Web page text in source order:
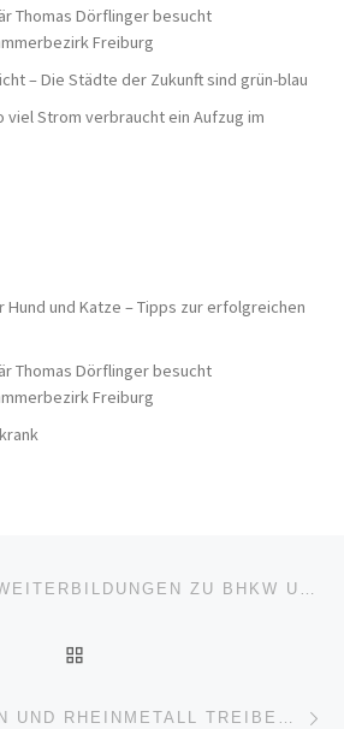
Thomas Dörflinger besucht
Freiburg
– Die Städte der Zukunft sind grün-blau
viel Strom verbraucht ein Aufzug im
und Katze – Tipps zur erfolgreichen
Thomas Dörflinger besucht
Freiburg
SOMMERLICHE WEITERBILDUNGEN ZU BHKW UND GROSSWÄRMEPUMPEN
LOCKHEED MARTIN UND RHEINMETALL TREIBEN ATACMS-CO-PRODUKTION IN EUROPA VORAN